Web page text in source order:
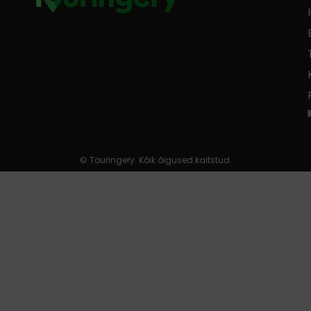
© Touringery. Kõik õigused kaitstud.